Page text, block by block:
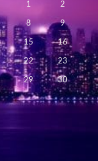
1 2
8 9
15 16
22 23
29 30